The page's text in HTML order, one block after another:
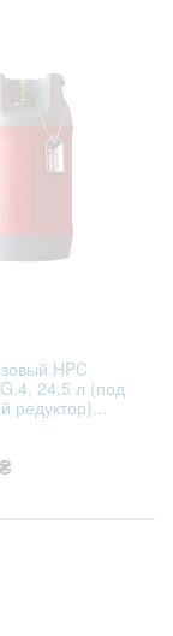
PRV-клапан
имеет все
качества и
HPC
24.5 л (под
редуктор)...
₴